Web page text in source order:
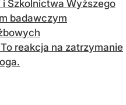
Szkolnictwa Wyższego
badawczym
reakcja na zatrzymanie